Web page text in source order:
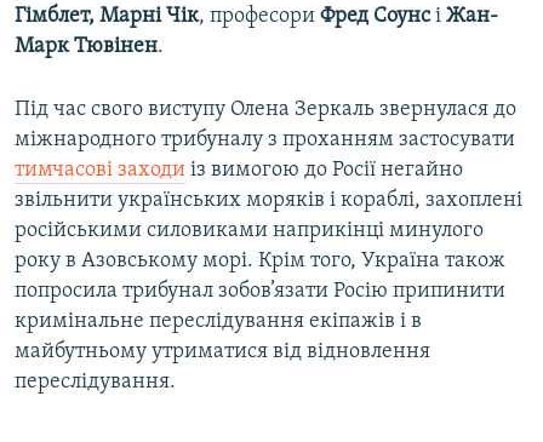
Гімблет, Марні Чік, професори Фред Соунсі Жан-
Марк Тювінен.
Під час свого виступу Олена Зеркаль звернулася до
міжнародного трибуналу з проханням застосувати
тимчасові заходи із вимогою до Росії негайно
звільнити українських моряків і кораблі, захоплені
російськими силовиками наприкінці минулого
року в Азовському морі. Крім того, Україна також
попросила трибунал зобов’язати Росію припинити
кримінальне переслідування екіпажів і в
майбутньому утриматися від відновлення
переслідування.